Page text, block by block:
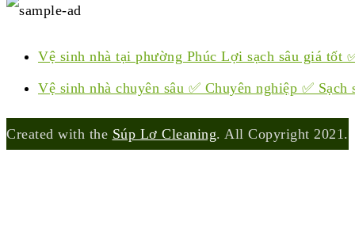
Vệ sinh nhà tại phường Phúc Lợi sạch sâu giá tốt
Vệ sinh nhà chuyên sâu ✅ Chuyên nghiệp ✅ Sạch
Created with the Súp Lơ Cleaning. All Copyright 2021.